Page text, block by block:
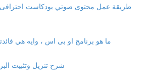
طريقة عمل محتوى صوتي بودكاست
ما هو برنامج او بى اس ، وايه هي فائدته
شرح تنزيل وتثبيت